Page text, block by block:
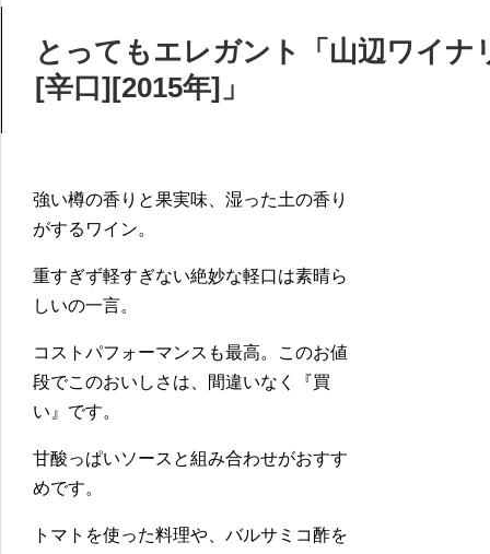
とってもエレガント「山辺ワイ
[辛口][2015年]」
強い樽の香りと果実味、湿った土の香り
がするワイン。
重すぎず軽すぎない絶妙な軽口は素晴ら
しいの一言。
コストパフォーマンスも最高。このお値
段でこのおいしさは、間違いなく『買
い』です。
甘酸っぱいソースと組み合わせがおすす
めです。
トマトを使った料理や、バルサミコ酢を